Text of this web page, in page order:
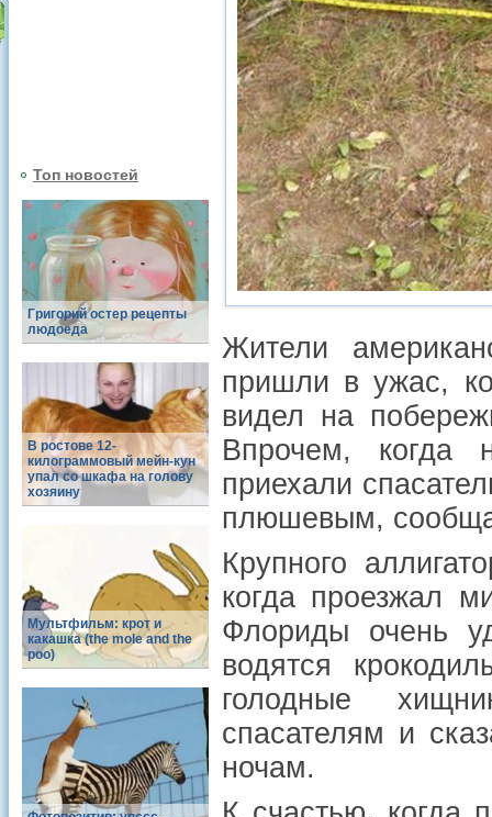
Топ новостей
Григорий остер рецепты
людоеда
В ростове 12-
килограммовый мейн-кун
упал со шкафа на голову
хозяину
Мультфильм: крот и
какашка (the mole and the
poo)
Жители
пришли в ужас,
видел на
Впрочем, когда
приехали
плюшевым,
Крупного
когда проезжал
Флориды очень
водятся
голодные
спасателям и
ночам.